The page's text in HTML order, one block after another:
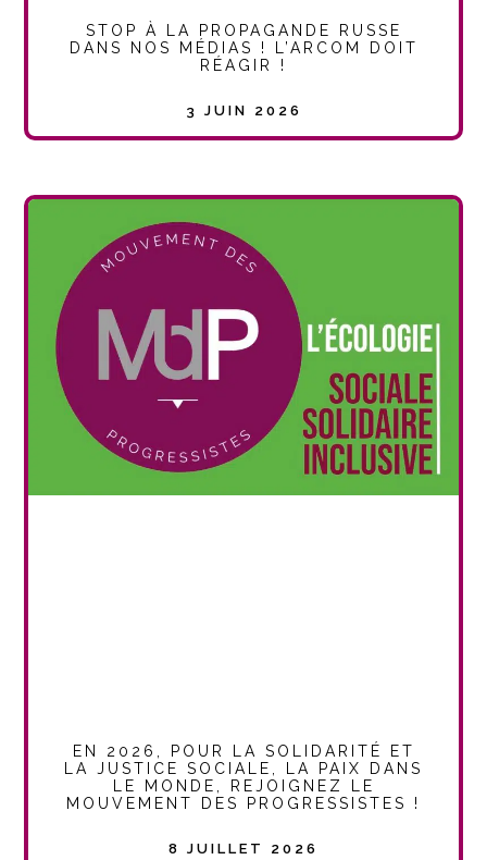
STOP À LA PROPAGANDE RUSSE
DANS NOS MÉDIAS ! L’ARCOM DOIT
RÉAGIR !
3 JUIN 2026
EN 2026, POUR LA SOLIDARITÉ ET
LA JUSTICE SOCIALE, LA PAIX DANS
LE MONDE, REJOIGNEZ LE
MOUVEMENT DES PROGRESSISTES !
8 JUILLET 2026